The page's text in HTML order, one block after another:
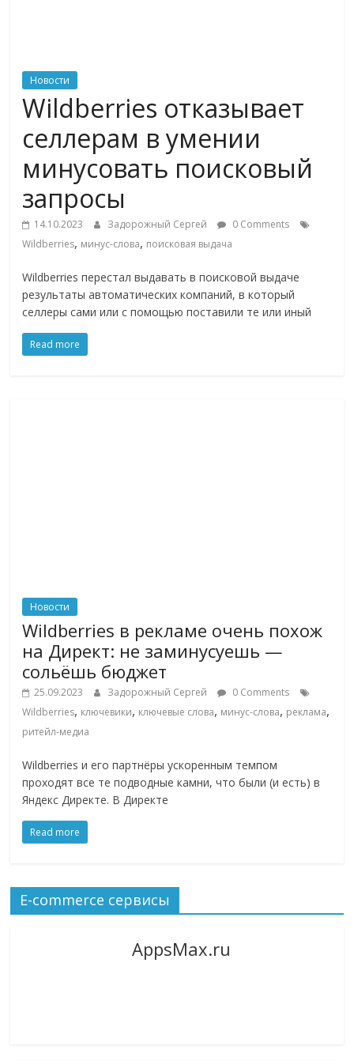
логистике,
технологиях,
соцсетях
Портал
об
онлайн-
сервисах
для
Commerce,
ритейле,
обсудить
эти
изменения
читателем.
Новости
Wildberries отказывает
селлерам в умении
минусовать поисковый
запросы
14.10.2023 Задорожный Сергей
0 Comments
Wildberries, минус-слова, поисковая выдача
Wildberries перестал выдавать в поисковой выдаче
результаты автоматических компаний, в который
селлеры сами или с помощью поставили те или иный
Read more
Новости
Wildberries в рекламе очень похож
на Директ: не заминусуешь —
сольёшь бюджет
25.09.2023 Задорожный Сергей
0 Comments
Wildberries, ключевики, ключевые слова, минус-слова, реклама,
ритейл-медиа
Wildberries и его партнёры ускоренным темпом
проходят все те подводные камни, что были (и есть) в
Яндекс Директе. В Директе
Read more
E-commerce сервисы
AppsMax.ru